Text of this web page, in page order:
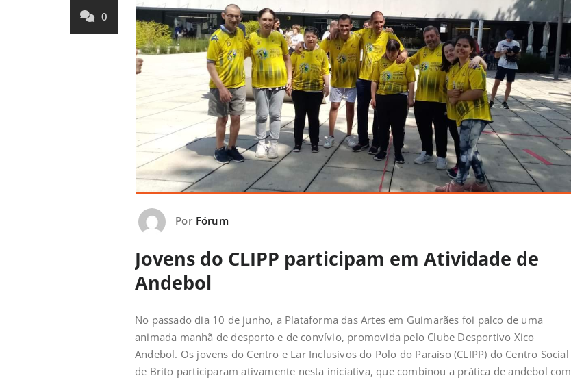
0
Por Fórum
Jovens do CLIPP participam em Atividade de
Andebol
No passado dia 10 de junho, a Plataforma das Artes em Guimarães foi palco de uma
animada manhã de desporto e de convívio, promovida pelo Clube Desportivo Xico
Andebol. Os jovens do Centro e Lar Inclusivos do Polo do Paraíso (CLIPP) do Centro Social
de Brito participaram ativamente nesta iniciativa, que combinou a prática de andebol com